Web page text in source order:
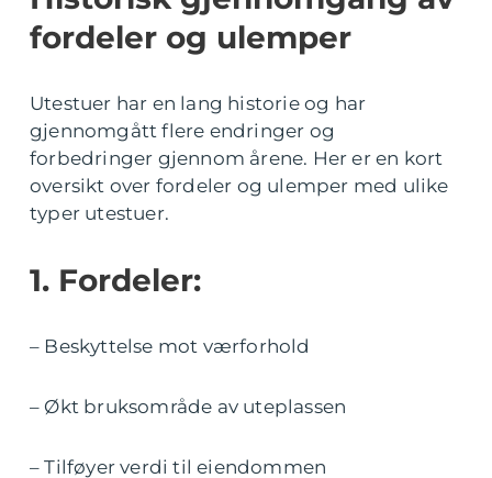
fordeler og ulemper
Utestuer har en lang historie og har
gjennomgått flere endringer og
forbedringer gjennom årene. Her er en kort
oversikt over fordeler og ulemper med ulike
typer utestuer.
1. Fordeler:
– Beskyttelse mot værforhold
– Økt bruksområde av uteplassen
– Tilføyer verdi til eiendommen